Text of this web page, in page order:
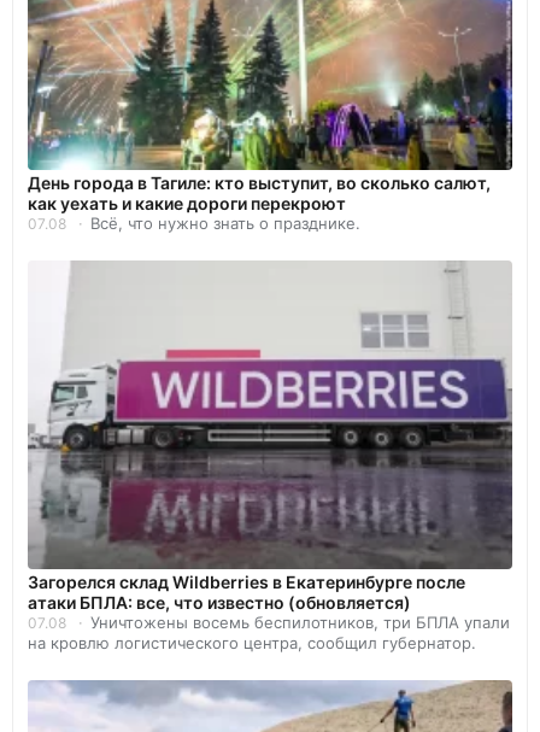
День города в Тагиле: кто выступит, во сколько салют,
как уехать и какие дороги перекроют
07.08 Всё, что нужно знать о празднике.
Загорелся склад Wildberries в Екатеринбурге после
атаки БПЛА: все, что известно (обновляется)
07.08
Уничтожены восемь беспилотников, три БПЛА упали
на кровлю логистического центра, сообщил губернатор.